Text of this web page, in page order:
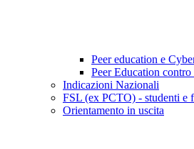
Peer education e
Peer Education
Indicazioni Nazionali
FSL (ex PCTO) - studenti e
Orientamento in uscita